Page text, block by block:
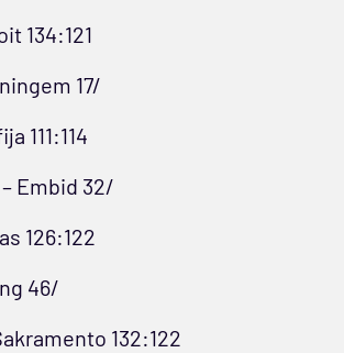
134:121
17/
111:114
Embid 32/
126:122
46/
132:122